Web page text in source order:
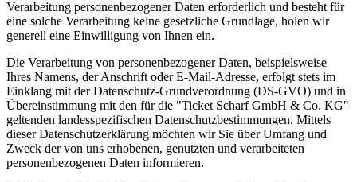
Verarbeitung personenbezogener Daten erforderlich und besteht für
eine solche Verarbeitung keine gesetzliche Grundlage, holen wir
generell eine Einwilligung von Ihnen ein.
Die Verarbeitung von personenbezogener Daten, beispielsweise
Ihres Namens, der Anschrift oder E-Mail-Adresse, erfolgt stets im
Einklang mit der Datenschutz-Grundverordnung (DS-GVO) und in
Übereinstimmung mit den für die "Ticket Scharf GmbH & Co. KG"
geltenden landesspezifischen Datenschutzbestimmungen. Mittels
dieser Datenschutzerklärung möchten wir Sie über Umfang und
Zweck der von uns erhobenen, genutzten und verarbeiteten
personenbezogenen Daten informieren.